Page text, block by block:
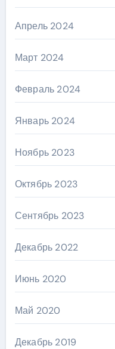
Апрель 2024
Март 2024
Февраль 2024
Январь 2024
Ноябрь 2023
Октябрь 2023
Сентябрь 2023
Декабрь 2022
Июнь 2020
Май 2020
Декабрь 2019